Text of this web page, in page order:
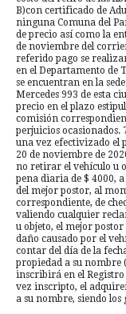
B)con certificado de
ninguna Comuna del
de precio así como la
de noviembre del
referido pago se
en el Departamento de
se encuentran en la
Mercedes 993 de esta
precio en el plazo
comisión
perjuicios ocasionados.
una vez efectivizado el
20 de noviembre de
no retirar el vehículo u
pena diaria de $ 4000,
del mejor postor, al
correspondiente, de
valiendo cualquier
u objeto, el mejor
daño causado por el
contar del día de la
propiedad a su nombre
inscribirá en el
vez inscripto, el
a su nombre, siendo los